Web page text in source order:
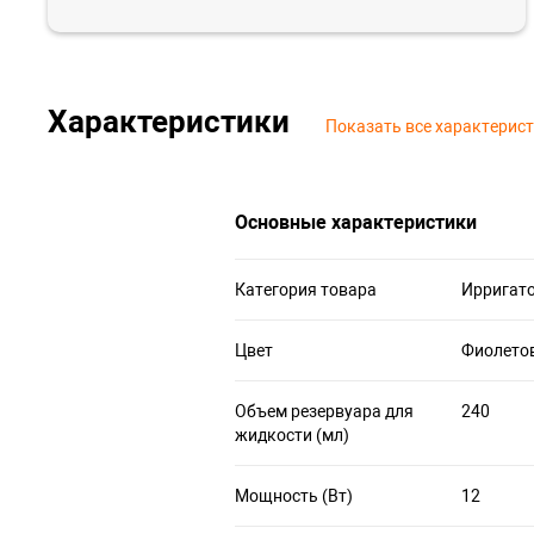
Характеристики Показать все
Основные характеристики
Категория товара
Цвет
Объем резервуара для
жидкости (мл)
240
Мощность (Вт) 12